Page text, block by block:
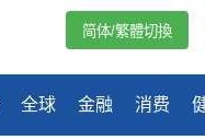
全球 金融 消费
简体/繁體切換